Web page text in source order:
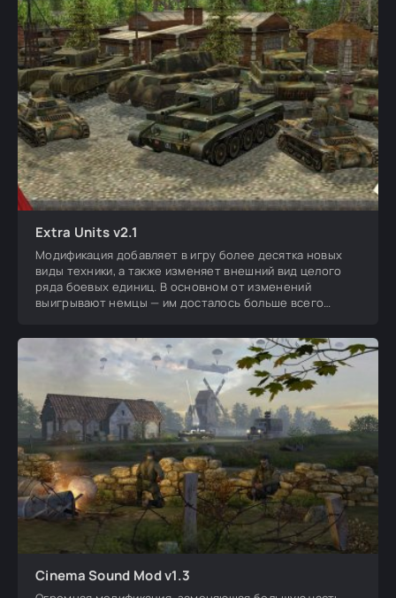
Extra Units v2.1
Модификация добавляет в игру более десятка новых
виды техники, а также изменяет внешний вид целого
ряда боевых единиц. В основном от изменений
выигрывают немцы — им досталось больше всего
Cinema Sound Mod v1.3